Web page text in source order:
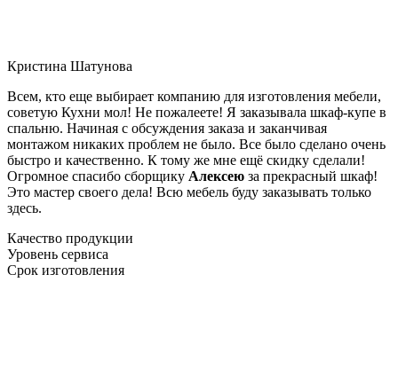
Кристина Шатунова
Всем, кто еще выбирает компанию для изготовления мебели,
советую Кухни мол! Не пожалеете! Я заказывала шкаф-купе в
спальню. Начиная с обсуждения заказа и заканчивая
монтажом никаких проблем не было. Все было сделано очень
быстро и качественно. К тому же мне ещё скидку сделали!
Огромное спасибо сборщику Алексею за прекрасный шкаф!
Это мастер своего дела! Всю мебель буду заказывать только
здесь.
Качество продукции
Уровень сервиса
Срок изготовления